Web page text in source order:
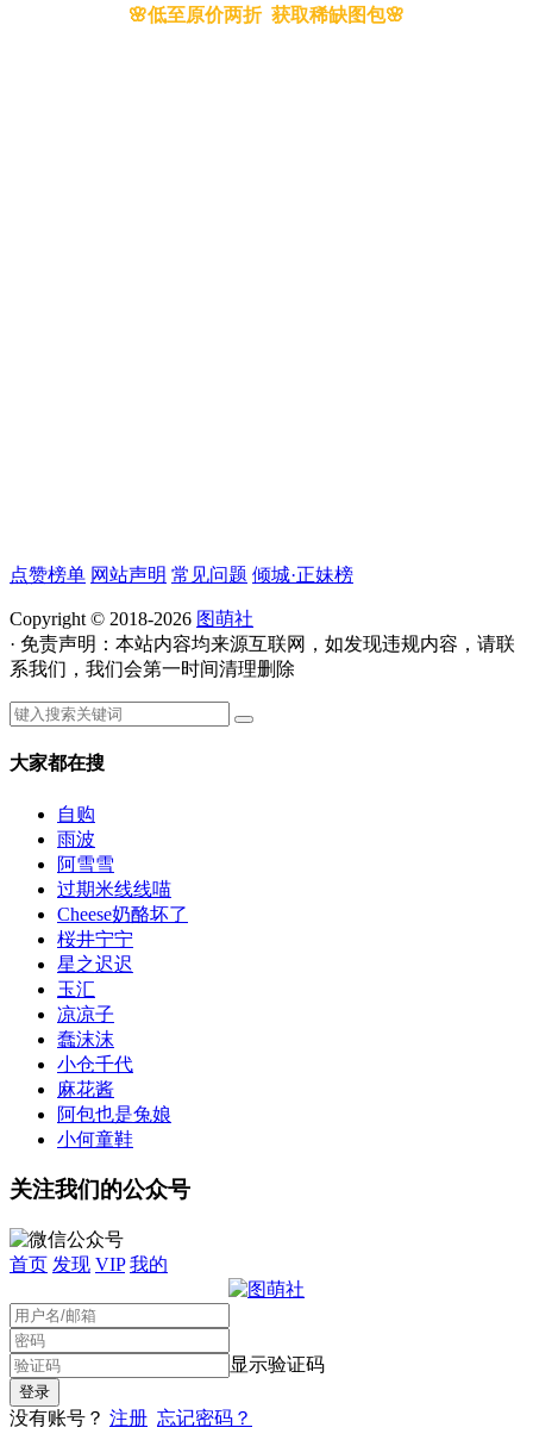
🌸低至原价两折 获取稀缺图包🌸
点赞榜单 网站声明 常见问题 倾城·正妹榜
Copyright © 2018-2026 图萌社
· 免责声明：本站内容均来源互联网，如发现违规内容，请联
系我们，我们会第一时间清理删除
大家都在搜
自购
雨波
阿雪雪
过期米线线喵
Cheese奶酪坏了
桜井宁宁
星之迟迟
玉汇
凉凉子
蠢沫沫
小仓千代
麻花酱
阿包也是兔娘
小何童鞋
关注我们的公众号
首页 发现 VIP 我的
显示验证码
没有账号？ 注册 忘记密码？